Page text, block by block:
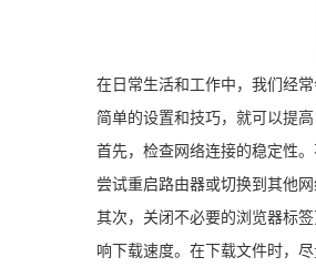
在日常生活和工作中，我们经
简单的设置和技巧，就可以提
首先，检查网络连接的稳定性
尝试重启路由器或切换到其他
其次，关闭不必要的浏览器标
响下载速度。在下载文件时，